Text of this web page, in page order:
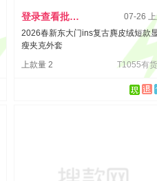
登录查看批发价
07-26
2026春新东大门ins复古麂皮绒短款
瘦夹克外套
上款量 2
T1055有